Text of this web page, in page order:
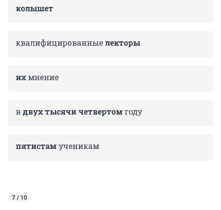
колышет
ква­ли­фи­ци­ро­ван­ныелекторы
ихмне­ние
вдвух тысячи четвертомгоду
пятистамученикам
7 / 10